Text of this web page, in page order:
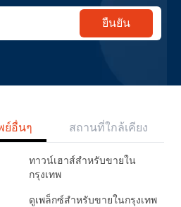
ยืนยัน
ย์อื่นๆ สถานที่ใกล้เคียง
ทาวน์เฮาส์สำหรับขายใน
กรุงเทพ
ดูเพล็กซ์สำหรับขายในกรุงเทพ